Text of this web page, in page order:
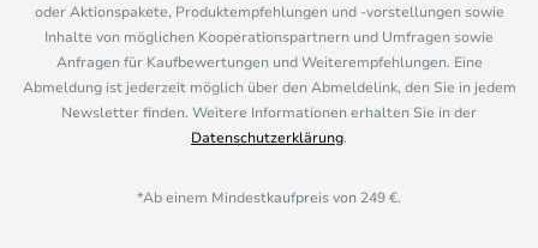
oder Aktionspakete, Produktempfehlungen und -vorstellungen sowie
Inhalte von möglichen Kooperationspartnern und Umfragen sowie
Anfragen für Kaufbewertungen und Weiterempfehlungen. Eine
Abmeldung ist jederzeit möglich über den Abmeldelink, den Sie in jedem
Newsletter finden. Weitere Informationen erhalten Sie in der
Datenschutzerklärung.
*Ab einem Mindestkaufpreis von 249 €.